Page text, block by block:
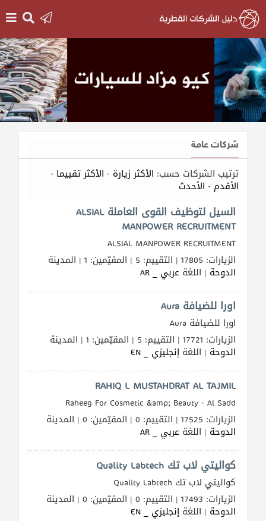
الرئيسية
دخول
التسجيل
English
أضف
اعلانك
مطلوب
طلب
اشتراك
الاحصائيات
الأقسام
شركات
مميزة
إبحث
إتصل
شركات عامة
ترتيب الشركات حسب: الأكثر زيارة - الأكثر تقييما -
الأقدم - الأحدث
السيل لتوظيف القوى العاملة ALSIAL
MANPOWER RECRUITMENT
ALSIAL MANPOWER RECRUITMENT
الزيارات: 17805 | التقييم: 5 | المقيّمين: 1 | المدينة
الدوحة | اللغة عربي _ AR
اورا للضيافة Aura
اورا للضيافة Aura
الزيارات: 17721 | التقييم: 5 | المقيّمين: 1 | المدينة
الدوحة | اللغة إنجليزي _ EN
RAHIQ L MUSTAHDRAT AL TAJMIL
Raheeg For Cosmetic &amp; Beauty - Al Sadd
الزيارات: 17525 | التقييم: 0 | المقيّمين: 0 | المدينة
الدوحة | اللغة عربي _ AR
كواليتي لاب تك Quality Labtech
كواليتي لاب تك Quality Labtech
الزيارات: 17493 | التقييم: 0 | المقيّمين: 0 | المدينة
الدوحة | اللغة إنجليزي _ EN